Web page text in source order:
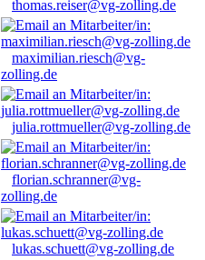
thomas.reiser@vg-zolling.de
maximilian.riesch@vg-
zolling.de
julia.rottmueller@vg-zolling.de
florian.schranner@vg-
zolling.de
lukas.schuett@vg-zolling.de